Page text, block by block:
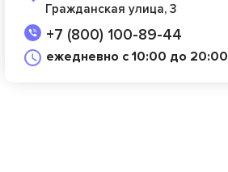
Гражданская улица, 3
+7 (800) 100-89-44
ежедневно с 10:00 до 20:00